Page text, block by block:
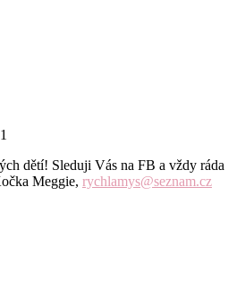
dětí! Sleduji Vás na FB a vždy ráda
Meggie, rychlamys@seznam.cz